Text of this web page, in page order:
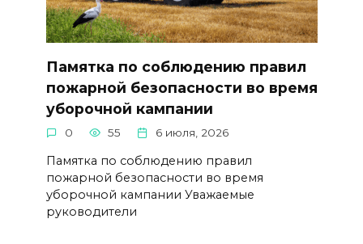
Памятка по соблюдению правил
пожарной безопасности во время
уборочной кампании
0 55 6 июля, 2026
Памятка по соблюдению правил
пожарной безопасности во время
уборочной кампании Уважаемые
руководители